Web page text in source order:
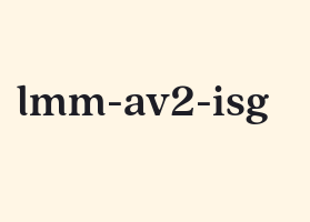
lmm-av2-isg